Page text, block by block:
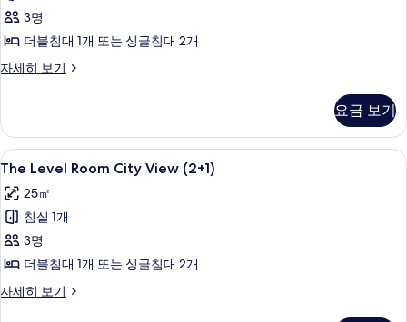
View
(3
adults)
사
모
두
보
기
3명
더블침대 1개 또는 싱글침대 2개
자세히 보기
The
View
(3
adults)
세
히
기
요금 보기
The
Level
Room
City
View
(2+1)
사
이집트산 면 시트, 고급 침구, 오리/거
5
The Level Room City View (2+1)
25㎡
침실 1개
3명
더블침대 1개 또는 싱글침대 2개
자세히 보기
The